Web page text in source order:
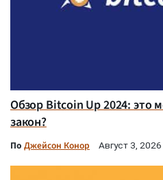
Обзор Bitcoin Up 2024: это
закон?
По Джейсон Конор Август 3, 2026